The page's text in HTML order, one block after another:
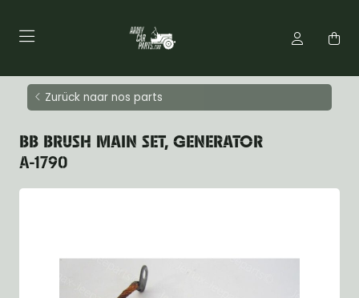
Zurück naar nos parts
BB BRUSH MAIN SET, GENERATOR
A-1790